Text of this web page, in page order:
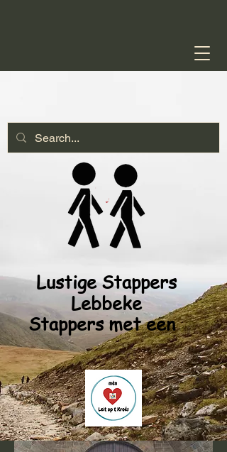
Lustige Stappers
Lebbeke
Stappers met een